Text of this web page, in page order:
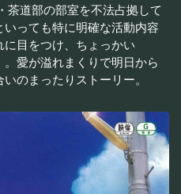
茶道部の部室を不法占拠して
っても特に明確な活動内容
目をつけ、ちょっかい
。愛が溢れまくりで明日から
のまったりストーリー。